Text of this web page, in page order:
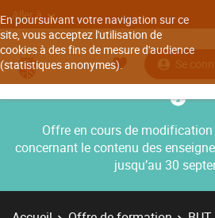
En poursuivant votre navigation sur ce
site, vous acceptez l'utilisation de
cookies à des fins de mesure d'audience
(statistiques anonymes).
Aller à
Se
Offre en cours de
concernant le contenu des
jusqu’au 30